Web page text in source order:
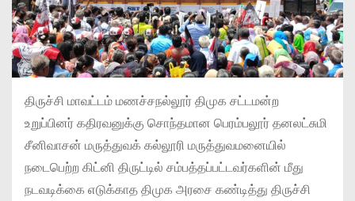
திருச்சி மாவட்டம் மணச்சநல்லூர் திமுக சட்டமன்ற
உறுப்பினர் கதிரவனுக்கு சொந்தமான பெரம்பலூர் தனலட்சுமி
சீனிவாசன் மருத்துவக் கல்லூரி மருத்துவமனையில்
நடைபெற்ற கிட்னி திருட்டில் சம்பத்தப்பட்டவர்களின் மீது
நடவடிக்கை எடுக்காத திமுக அரசை கண்டித்து திருச்சி